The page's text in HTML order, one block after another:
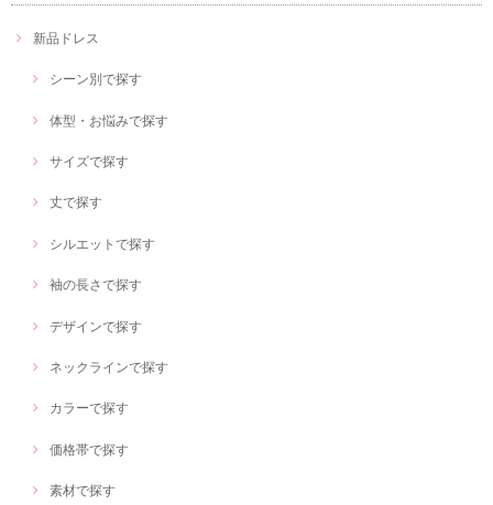
新品ドレス
シーン別で探す
体型・お悩みで探す
サイズで探す
丈で探す
シルエットで探す
袖の長さで探す
デザインで探す
ネックラインで探す
カラーで探す
価格帯で探す
素材で探す